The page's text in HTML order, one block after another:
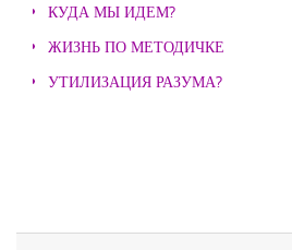
КУДА МЫ ИДЕМ?
ЖИЗНЬ ПО МЕТОДИЧКЕ
УТИЛИЗАЦИЯ РАЗУМА?